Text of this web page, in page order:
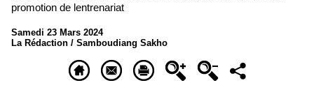
promotion de lentrenariat
Samedi 23 Mars 2024
La Rédaction / Samboudiang Sakho